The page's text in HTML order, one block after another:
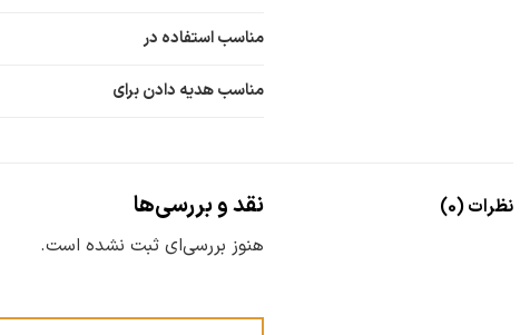
مناسب استفاده در
مناسب هدیه دادن برای
نظرات (0) نقد و بررسی‌ها
هنوز بررسی‌ای ثبت نشده است.